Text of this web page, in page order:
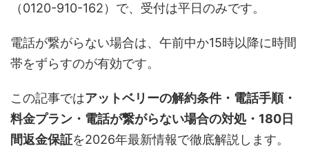
（0120-910-162）で、受付は平日のみです。
電話が繋がらない場合は、午前中か15時以降に時間
帯をずらすのが有効です。
この記事ではアットベリーの解約条件・電話手順・
料金プラン・電話が繋がらない場合の対処・180日
間返金保証を2026年最新情報で徹底解説します。